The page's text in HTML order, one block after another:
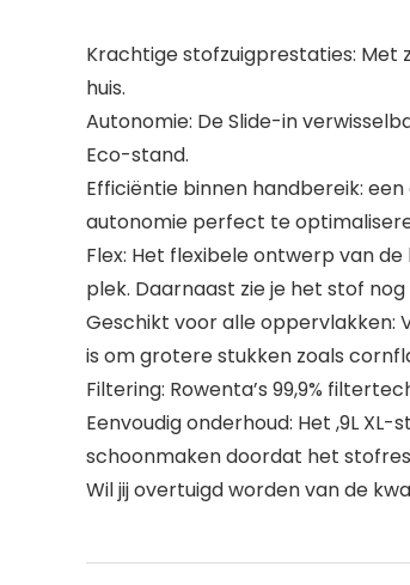
Krachtige stofzuigprestaties: Met
huis.
Autonomie: De Slide-in
Eco-stand.
Efficiëntie binnen handbereik:
autonomie perfect te
Flex: Het flexibele ontwerp van
plek. Daarnaast zie je het stof
Geschikt voor alle oppervlakken:
is om grotere stukken zoals
Filtering: Rowenta’s 99,9%
Eenvoudig onderhoud: Het ,9L
schoonmaken doordat het
Wil jij overtuigd worden van de